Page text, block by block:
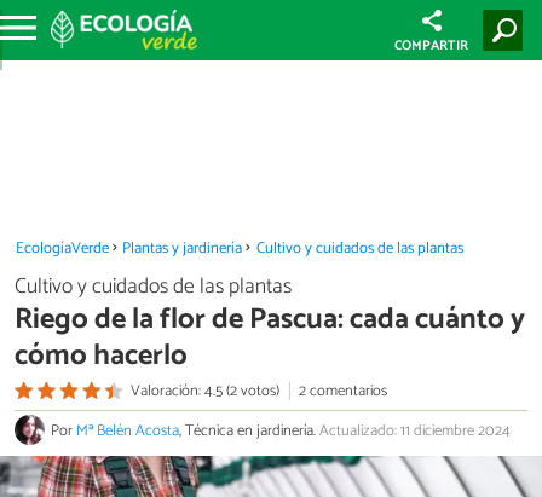
COMPARTIR
EcologíaVerde Plantas y jardinería Cultivo y cuidados de las plantas
Cultivo y cuidados de las plantas
Riego de la flor de Pascua: cada cuánto y
cómo hacerlo
Valoración: 4.5 (2 votos)
2 comentarios
PorMª Belén Acosta, Técnica en jardinería.Actualizado: 11 diciembre 2024